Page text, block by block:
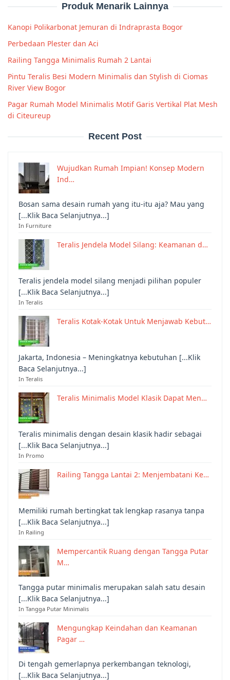
Produk Menarik Lainnya
Kanopi Polikarbonat Jemuran di Indraprasta Bogor
Perbedaan Plester dan Aci
Railing Tangga Minimalis Rumah 2 Lantai
Pintu Teralis Besi Modern Minimalis dan Stylish di Ciomas
River View Bogor
Pagar Rumah Model Minimalis Motif Garis Vertikal Plat Mesh
di Citeureup
Recent Post
Wujudkan Rumah Impian! Konsep Modern
Ind…
Bosan sama desain rumah yang itu-itu aja? Mau yang
[...Klik Baca Selanjutnya...]
In Furniture
Teralis Jendela Model Silang: Keamanan d…
Teralis jendela model silang menjadi pilihan populer
[...Klik Baca Selanjutnya...]
In Teralis
Teralis Kotak-Kotak Untuk Menjawab Kebut…
Jakarta, Indonesia – Meningkatnya kebutuhan [...Klik
Baca Selanjutnya...]
In Teralis
Teralis Minimalis Model Klasik Dapat Men…
Teralis minimalis dengan desain klasik hadir sebagai
[...Klik Baca Selanjutnya...]
In Promo
Railing Tangga Lantai 2: Menjembatani Ke…
Memiliki rumah bertingkat tak lengkap rasanya tanpa
[...Klik Baca Selanjutnya...]
In Railing
Mempercantik Ruang dengan Tangga Putar
M…
Tangga putar minimalis merupakan salah satu desain
[...Klik Baca Selanjutnya...]
In Tangga Putar Minimalis
Mengungkap Keindahan dan Keamanan
Pagar …
Di tengah gemerlapnya perkembangan teknologi,
[...Klik Baca Selanjutnya...]